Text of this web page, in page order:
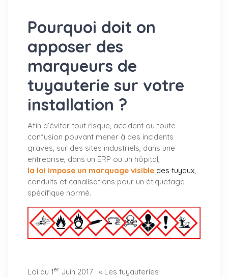
Pourquoi doit on
apposer des
marqueurs de
tuyauterie sur votre
installation ?
Afin d’éviter tout risque, accident ou toute
confusion pouvant mener à des incidents
graves, sur des sites industriels, dans une
entreprise, dans un ERP ou un hôpital,
la loi impose un marquage visible des tuyaux,
conduits et canalisations pour un étiquetage
spécifique normé.
Loi au 1er Juin 2017 : « Les tuyauteries